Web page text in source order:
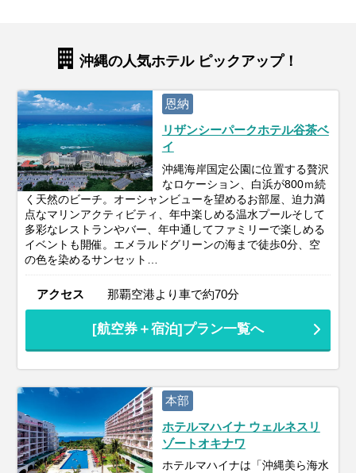
沖縄の人気ホテル ピックアップ！
恩納
リザンシーパークホテル谷茶ベ
イ
沖縄海岸国定公園に位置する贅沢
なロケーション、白浜が800ｍ続
く天然のビーチ。オーシャンビューを望めるお部屋、迫力満
点なマリンアクティビティ、年中楽しめる温水プールそして
多彩なレストランやバー、年中通してファミリーで楽しめる
イベントも開催。エメラルドグリーンの海まで徒歩0分、空
の色を染めるサンセット…
アクセス 那覇空港より車で約70分
[航空券＋宿泊]プラン一覧へ
本部
ホテルマハイナ ウェルネスリ
ゾートオキナワ
ホテルマハイナは「沖縄美ら海水